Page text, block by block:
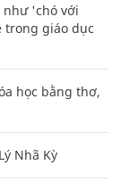
như 'chó với
trong giáo dục
học bằng thơ,
Nhã Kỳ